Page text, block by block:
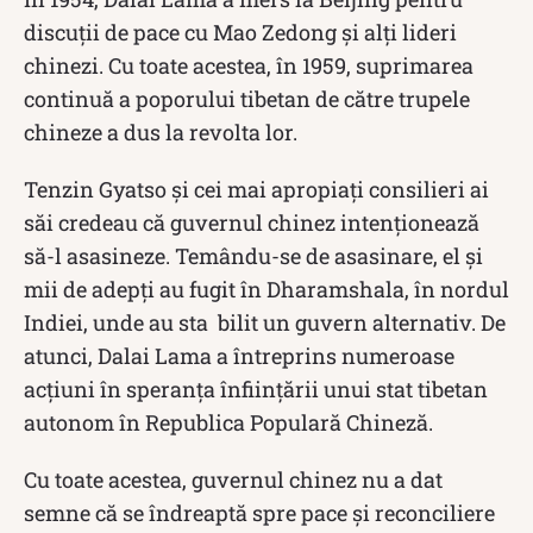
discuții de pace cu Mao Zedong și alți lideri
chinezi. Cu toate acestea, în 1959, suprimarea
continuă a poporului tibetan de către trupele
chineze a dus la revolta lor.
Tenzin Gyatso și cei mai apropiați consilieri ai
săi credeau că guvernul chinez intenționează
să-l asasineze. Temându-se de asasinare, el și
mii de adepți au fugit în Dharamshala, în nordul
Indiei, unde au sta bilit un guvern alternativ. De
atunci, Dalai Lama a întreprins numeroase
acțiuni în speranța înființării unui stat tibetan
autonom în Republica Populară Chineză.
Cu toate acestea, guvernul chinez nu a dat
semne că se îndreaptă spre pace și reconciliere